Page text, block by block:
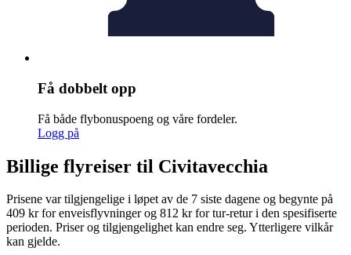
Få dobbelt opp
Få både flybonuspoeng og våre fordeler.
Logg på
Billige flyreiser til Civitavecchia
Prisene var tilgjengelige i løpet av de 7 siste dagene og begynte på
409 kr for enveisflyvninger og 812 kr for tur-retur i den spesifiserte
perioden. Priser og tilgjengelighet kan endre seg. Ytterligere vilkår
kan gjelde.